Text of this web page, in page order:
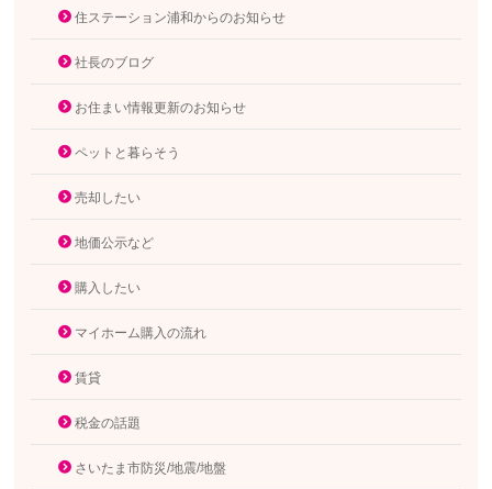
住ステーション浦和からのお知らせ
社長のブログ
お住まい情報更新のお知らせ
ペットと暮らそう
売却したい
地価公示など
購入したい
マイホーム購入の流れ
賃貸
税金の話題
さいたま市防災/地震/地盤